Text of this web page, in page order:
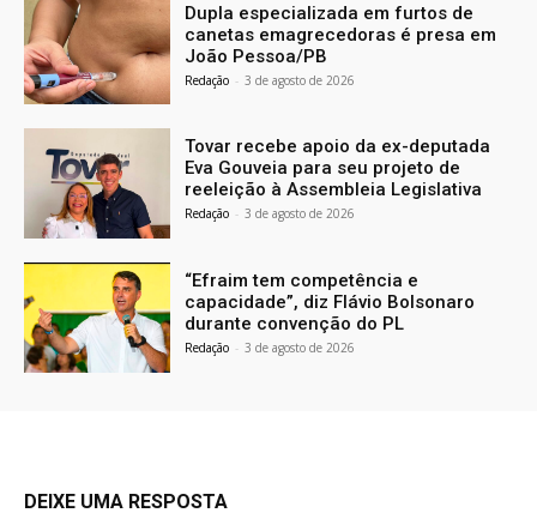
Dupla especializada em furtos de
canetas emagrecedoras é presa em
João Pessoa/PB
Redação - 3 de agosto de 2026
Tovar recebe apoio da ex-deputada
Eva Gouveia para seu projeto de
reeleição à Assembleia Legislativa
Redação - 3 de agosto de 2026
“Efraim tem competência e
capacidade”, diz Flávio Bolsonaro
durante convenção do PL
Redação - 3 de agosto de 2026
DEIXE UMA RESPOSTA